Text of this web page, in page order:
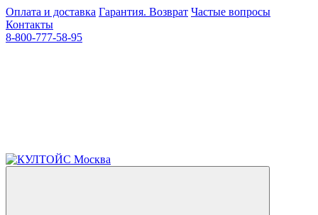
Оплата и доставка Гарантия. Возврат Частые вопросы
Контакты
8-800-777-58-95